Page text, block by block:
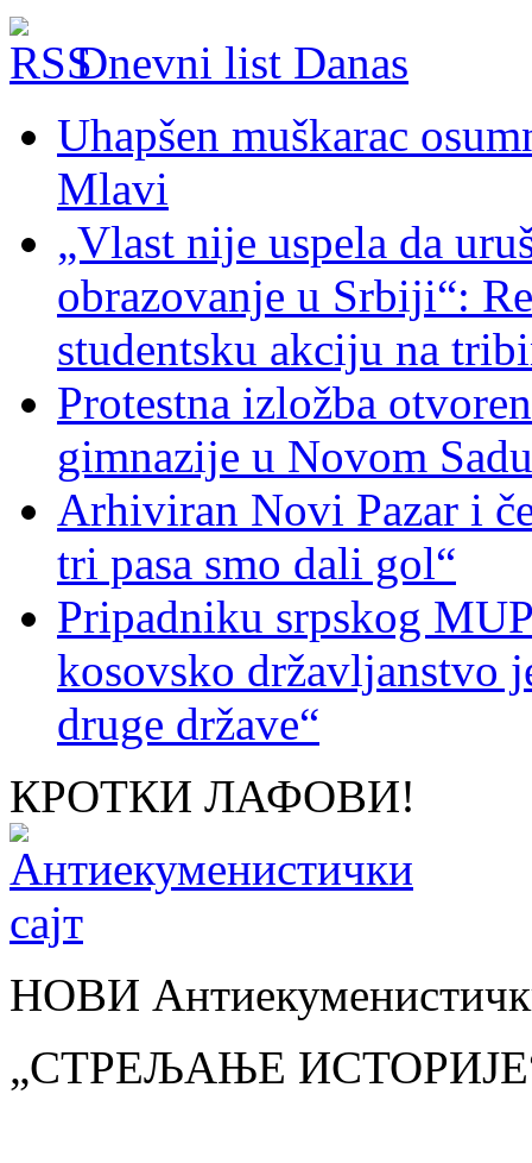
Dnevni list Danas
Uhapšen muškarac
Mlavi
„Vlast nije uspela da
obrazovanje u Srbiji“:
studentsku akciju na
Protestna izložba
gimnazije u Novom Sadu
Arhiviran Novi Pazar i
tri pasa smo dali gol“
Pripadniku srpskog
kosovsko državljanstvo
druge države“
КРОТКИ ЛАФОВИ!
НОВИ
„СТРЕЉАЊЕ